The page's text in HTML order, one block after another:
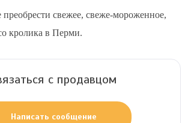
свежее, свеже-мороженное,
кролика в Перми.
с продавцом
Написать сообщение